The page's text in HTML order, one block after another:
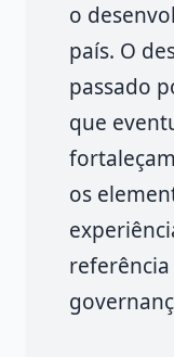
o
país. O
passado
que
os